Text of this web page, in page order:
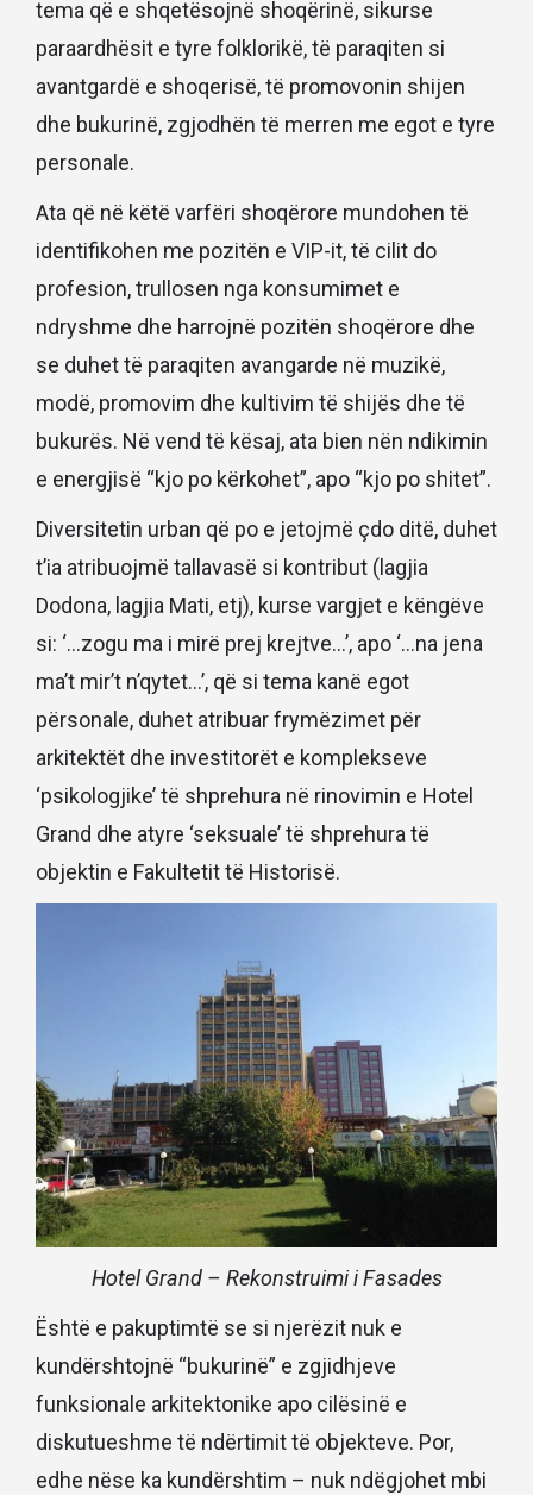
tema që e shqetësojnë shoqërinë, sikurse
paraardhësit e tyre folklorikë, të paraqiten si
avantgardë e shoqerisë, të promovonin shijen
dhe bukurinë, zgjodhën të merren me egot e tyre
personale.
Ata që në këtë varfëri shoqërore mundohen të
identifikohen me pozitën e VIP-it, të cilit do
profesion, trullosen nga konsumimet e
ndryshme dhe harrojnë pozitën shoqërore dhe
se duhet të paraqiten avangarde në muzikë,
modë, promovim dhe kultivim të shijës dhe të
bukurës. Në vend të kësaj, ata bien nën ndikimin
e energjisë “kjo po kërkohet”, apo “kjo po shitet”.
Diversitetin urban që po e jetojmë çdo ditë, duhet
t’ia atribuojmë tallavasë si kontribut (lagjia
Dodona, lagjia Mati, etj), kurse vargjet e këngëve
si: ‘…zogu ma i mirë prej krejtve…’, apo ‘…na jena
ma’t mir’t n’qytet…’, që si tema kanë egot
përsonale, duhet atribuar frymëzimet për
arkitektët dhe investitorët e komplekseve
‘psikologjike’ të shprehura në rinovimin e Hotel
Grand dhe atyre ‘seksuale’ të shprehura të
objektin e Fakultetit të Historisë.
Hotel Grand – Rekonstruimi i Fasades
Është e pakuptimtë se si njerëzit nuk e
kundërshtojnë “bukurinë” e zgjidhjeve
funksionale arkitektonike apo cilësinë e
diskutueshme të ndërtimit të objekteve. Por,
edhe nëse ka kundërshtim – nuk ndëgjohet mbi